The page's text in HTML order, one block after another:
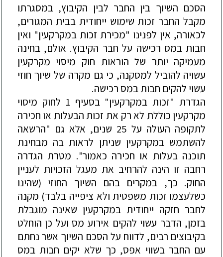
הסכם השיוך בין החבר לבין הקיבוץ,במסגרתו
מקבל החבר זכות שימוש ייחודיתבבית המגורים,
לכאורה, אין לפנינו "מכירת זכותבמקרקעין" ואין
חבות במס רכישה על חבר הקיבוץ. אולם,בחינה
מעמיקה יותר של הוראות חוק מיסוי מקרקעין
עשויה להוביל למסקנה, כי גם מקרה של שיוך חוזי
עשוי להקים חבותבמס רכישה.
הגדרת "זכות במקרקעין"בסעיף 1 לחוק מיסוי
מקרקעין כוללת לארק את זכות הבעלות או חכירה
לתקופה העולה על 25 שנים, אלא גם "הרשאה
להשתמש במקרקעין שניתן לראות בה מבחינת
תוכנהבעלות או חכירה כאמור". מטרת הגדרה
רחבה זו הינה להרחיב את מעגל הזכויות לעניין
החוק. כך, במקרים בהם השיוך החוזי (שהינו
כשלעצמו זכות משפטית ולא ציפייה בלבד) מקנה
לחבר חזקה ייחודיתבמקרקעין שאינה מוגבלת
בזמן, הדבר עשוי להקים אירוע מס ועל כן הוחלט
בקיבוצים רבים, לדווח על הסכם השיוך אשר נחתם
עם החברבשווי אפס, כך שלא יקים חבותבמס